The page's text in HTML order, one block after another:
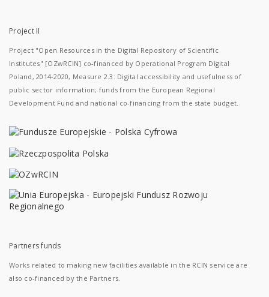
Project II
Project "Open Resources in the Digital Repository of Scientific
Institutes" [OZwRCIN] co-financed by Operational Program Digital
Poland, 2014-2020, Measure 2.3: Digital accessibility and usefulness of
public sector information; funds from the European Regional
Development Fund and national co-financing from the state budget.
Partners funds
Works related to making new facilities available in the RCIN service are
also co-financed by the Partners.